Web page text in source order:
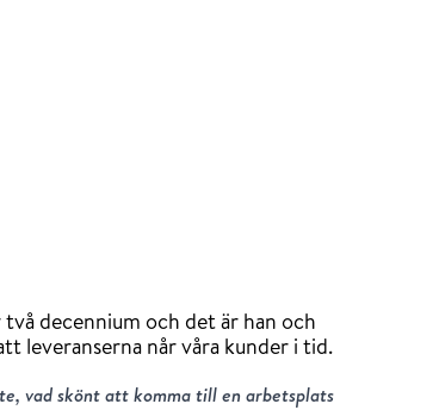
decennium och det är han och
leveranserna når våra kunder i tid.
vad skönt att komma till en arbetsplats